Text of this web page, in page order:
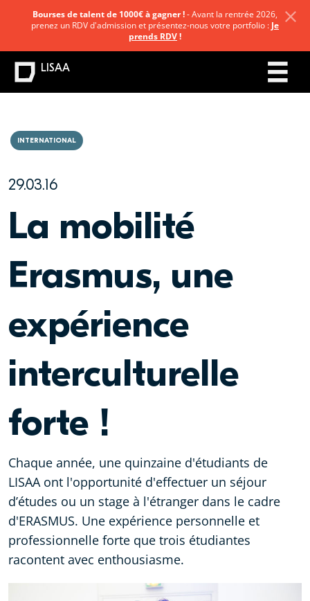
29.03.16
INTERNATIONAL
La mobilité
Erasmus, une
expérience
interculturelle
forte !
Chaque année, une quinzaine d'étudiants de
LISAA ont l'opportunité d'effectuer un séjour
d’études ou un stage à l'étranger dans le cadre
d'ERASMUS. Une expérience personnelle et
professionnelle forte que trois étudiantes
racontent avec enthousiasme.
Bourses de talent de 1000€ à gagner !- Avant la rentrée 2026,
prenez un RDV d'admission et présentez-nous votre portfolio : Je
prends RDV!
LISAA